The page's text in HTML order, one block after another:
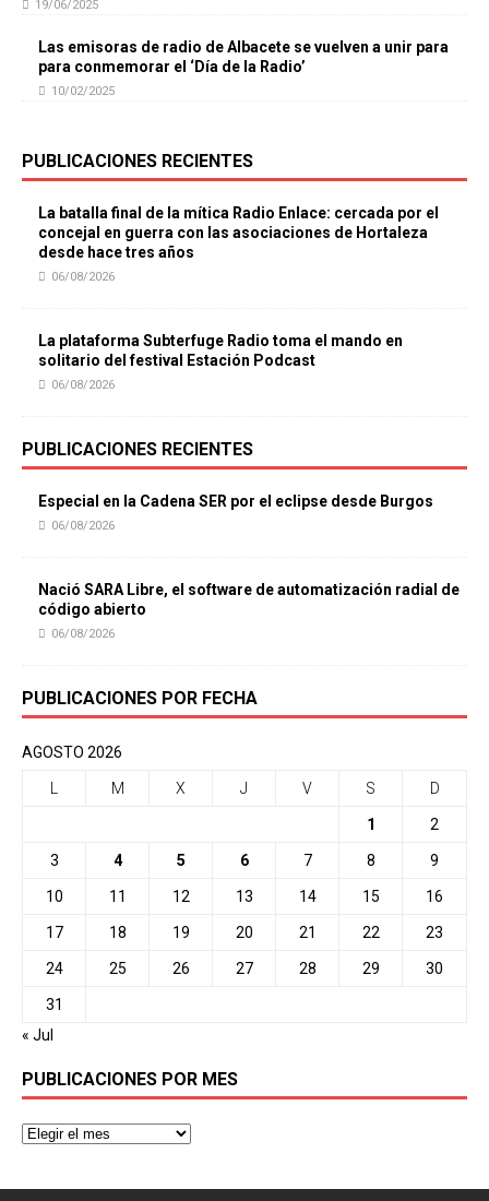
19/06/2025
Las emisoras de radio de Albacete se vuelven a unir para
para conmemorar el ‘Día de la Radio’
10/02/2025
PUBLICACIONES RECIENTES
La batalla final de la mítica Radio Enlace: cercada por el
concejal en guerra con las asociaciones de Hortaleza
desde hace tres años
06/08/2026
La plataforma Subterfuge Radio toma el mando en
solitario del festival Estación Podcast
06/08/2026
PUBLICACIONES RECIENTES
Especial en la Cadena SER por el eclipse desde Burgos
06/08/2026
Nació SARA Libre, el software de automatización radial de
código abierto
06/08/2026
PUBLICACIONES POR FECHA
AGOSTO 2026
M X J V S D
1 2
3 4 5 6 7 8 9
10 11 12 13 14 15 16
17 18 19 20 21 22 23
24 25 26 27 28 29 30
31
« Jul
PUBLICACIONES POR MES